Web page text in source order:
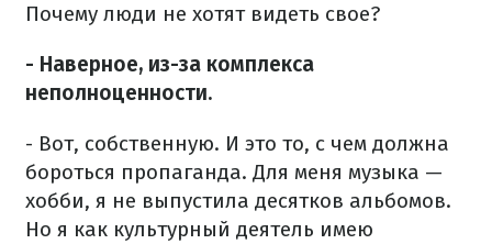
Почему люди не хотят видеть свое?
- Наверное, из-за комплекса
неполноценности.
- Вот, собственную. И это то, с чем должна
бороться пропаганда. Для меня музыка —
хобби, я не выпустила десятков альбомов.
Но я как культурный деятель имею